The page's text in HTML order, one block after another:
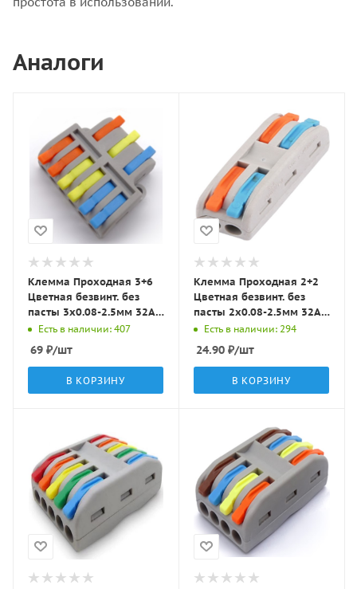
Аналоги
Клемма Проходная 3+6
Цветная безвинт. без
пасты 3x0.08-2.5мм 32A с
рычагами DF63 LBT
Есть в наличии: 407
69 ₽/шт
В КОРЗИНУ
Клемма Проходная 2+2
Цветная безвинт. без
пасты 2x0.08-2.5мм 32A с
рычагами S412 LBT
Есть в наличии: 294
24.90 ₽/шт
В КОРЗИНУ